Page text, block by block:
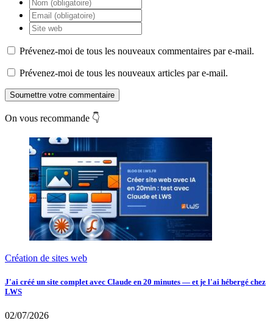
Prévenez-moi de tous les nouveaux commentaires par e-mail.
Prévenez-moi de tous les nouveaux articles par e-mail.
Soumettre votre commentaire
On vous recommande 👇
Création de sites web
J'ai créé un site complet avec Claude en 20 minutes — et je l'ai hébergé chez
LWS
02/07/2026